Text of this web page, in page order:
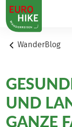
1
WanderBlog
UND
GANZE